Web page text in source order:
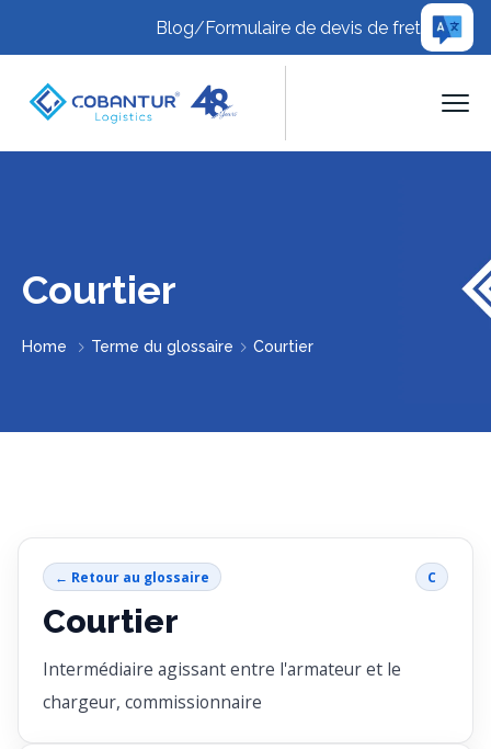
Blog/Formulaire de devis de fret
Courtier
Home Terme du glossaire Courtier
← Retour au glossaire C
Courtier
Intermédiaire agissant entre l'armateur et le
chargeur, commissionnaire